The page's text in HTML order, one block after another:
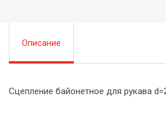
Описание
Сцепление байонетное для рукава